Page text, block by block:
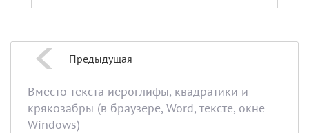
Предыдущая
Вместо текста иероглифы, квадратики и
крякозабры (в браузере, Word, тексте, окне
Windows)